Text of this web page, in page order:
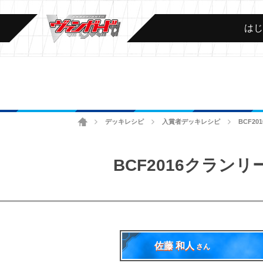
は
ホームデッキレシピ 入賞者デッキレシピ
BCF2016クランリ
佐藤 和人 さん